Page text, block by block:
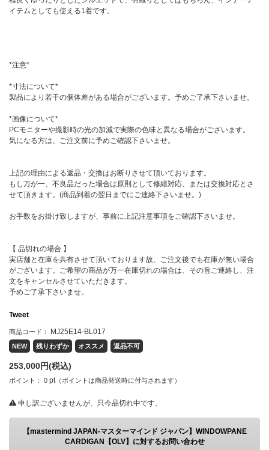
イテムとしても使える1着です。
*注意*
*寸法について*
製品により若干の個体差がある場合がございます。予めご了承下さいませ。
*画像について*
PCモニターや撮影時の光の加減で実際の色味と異なる場合がございます。
気になる方は、ご注文前に予めご確認下さいませ。
上記の理由による返品・交換はお断りさせて頂いております。
もし万が一、不良品だった場合は原則として修繕対応、または交換対応とさ
せて頂きます。(商品到着の翌日までにご連絡下さいませ。)
お手数をお掛け致しますが、事前に上記注意事項をご確認下さいませ。
【 品切れの場合 】
実店舗と在庫を共有させて頂いております故、ご注文後でも在庫が無い場合
がございます。ご希望の商品が万一在庫切れの場合は、その旨ご連絡し、注
文をキャンセルさせていただきます。
予めご了承下さいませ。
Tweet
商品コード： MJ25E14-BL017
NEW 残りわずか オススメ 返品不可
253,000円(税込)
ポイント： 0 pt （ポイントは商品発送時に付与されます）
申し訳ございませんが、只今品切れ中です。
【mastermind JAPAN-マスターマインド ジャパン】WINDOWPANE
CARDIGAN【OLV】に対するお問い合わせ